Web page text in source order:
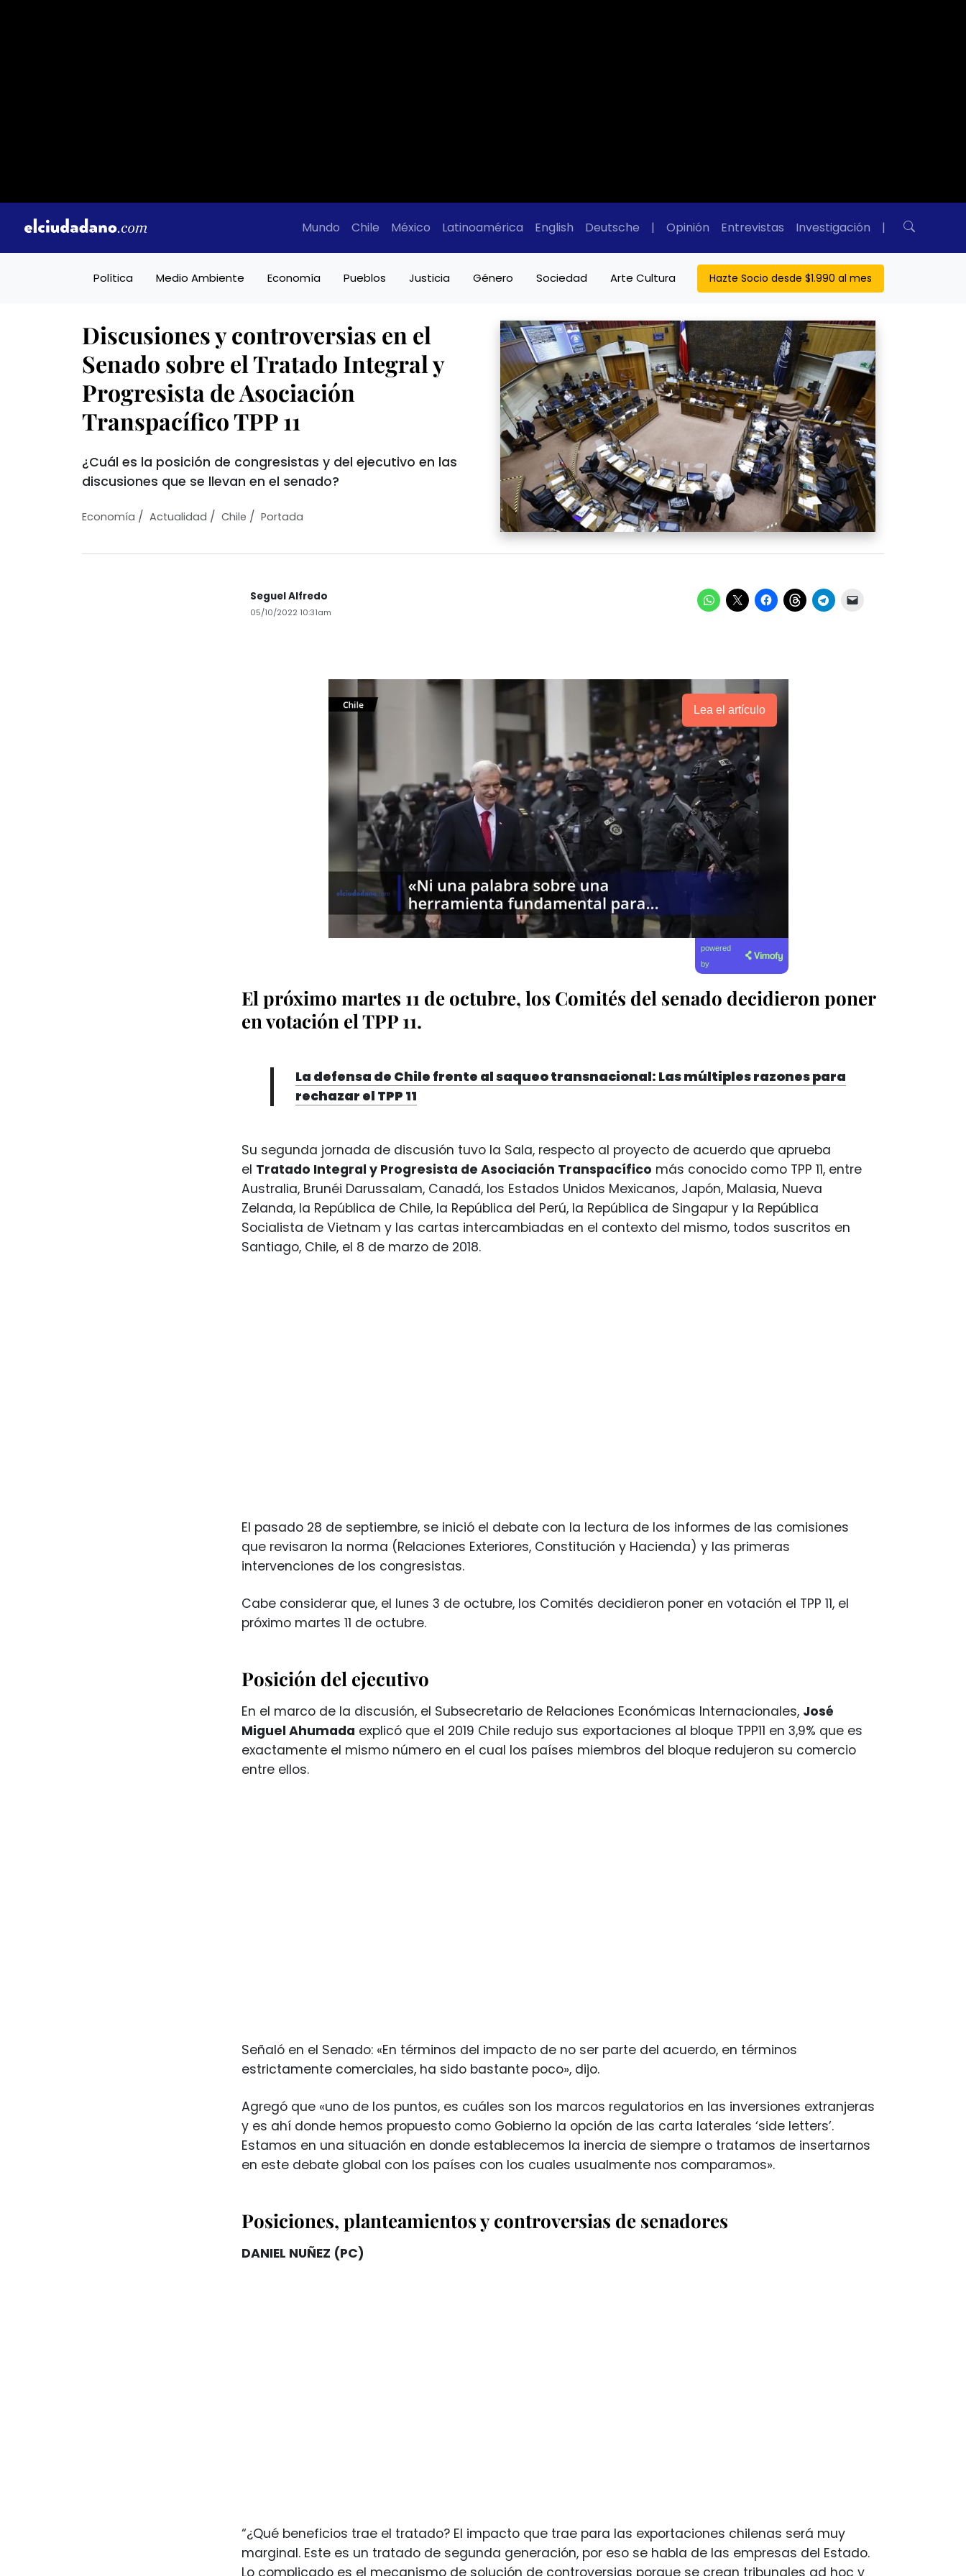
Mundo Chile México Latinoamérica English Deutsche | Opinión Entrevistas Investigación |
Política Medio Ambiente Economía Pueblos Justicia Género Sociedad Arte Cultura Hazte Socio desde $1.990 al mes
Discusiones y controversias en el
Senado sobre el Tratado Integral y
Progresista de Asociación
Transpacífico TPP 11
¿Cuál es la posición de congresistas y del ejecutivo en las
discusiones que se llevan en el senado?
Economí­a / Actualidad / Chile / Portada
Seguel Alfredo
05/10/2022 10:31am
Lea el artículo
powered
by
El próximo martes 11 de octubre, los Comités del senado decidieron poner
en votación el TPP 11.
La defensa de Chile frente al saqueo transnacional: Las múltiples razones para
rechazar el TPP 11
Su segunda jornada de discusión tuvo la Sala, respecto al proyecto de acuerdo que aprueba
el Tratado Integral y Progresista de Asociación Transpacífico más conocido como TPP 11, entre
Australia, Brunéi Darussalam, Canadá, los Estados Unidos Mexicanos, Japón, Malasia, Nueva
Zelanda, la República de Chile, la República del Perú, la República de Singapur y la República
Socialista de Vietnam y las cartas intercambiadas en el contexto del mismo, todos suscritos en
Santiago, Chile, el 8 de marzo de 2018.
El pasado 28 de septiembre, se inició el debate con la lectura de los informes de las comisiones
que revisaron la norma (Relaciones Exteriores, Constitución y Hacienda) y las primeras
intervenciones de los congresistas.
Cabe considerar que, el lunes 3 de octubre, los Comités decidieron poner en votación el TPP 11, el
próximo martes 11 de octubre.
Posición del ejecutivo
En el marco de la discusión, el Subsecretario de Relaciones Económicas Internacionales, José
Miguel Ahumada explicó que el 2019 Chile redujo sus exportaciones al bloque TPP11 en 3,9% que es
exactamente el mismo número en el cual los países miembros del bloque redujeron su comercio
entre ellos.
Señaló en el Senado: «En términos del impacto de no ser parte del acuerdo, en términos
estrictamente comerciales, ha sido bastante poco», dijo.
Agregó que «uno de los puntos, es cuáles son los marcos regulatorios en las inversiones extranjeras
y es ahí donde hemos propuesto como Gobierno la opción de las carta laterales ‘side letters’.
Estamos en una situación en donde establecemos la inercia de siempre o tratamos de insertarnos
en este debate global con los países con los cuales usualmente nos comparamos».
Posiciones, planteamientos y controversias de senadores
DANIEL NUÑEZ (PC)
“¿Qué beneficios trae el tratado? El impacto que trae para las exportaciones chilenas será muy
marginal. Este es un tratado de segunda generación, por eso se habla de las empresas del Estado.
Lo complicado es el mecanismo de solución de controversias porque se crean tribunales ad hoc y